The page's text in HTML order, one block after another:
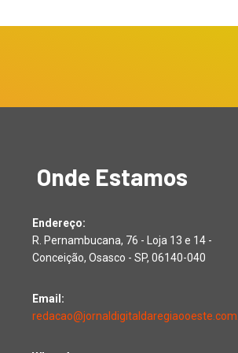
Onde Estamos
Endereço:
R. Pernambucana, 76 - Loja 13 e 14 -
Conceição, Osasco - SP, 06140-040
Email: